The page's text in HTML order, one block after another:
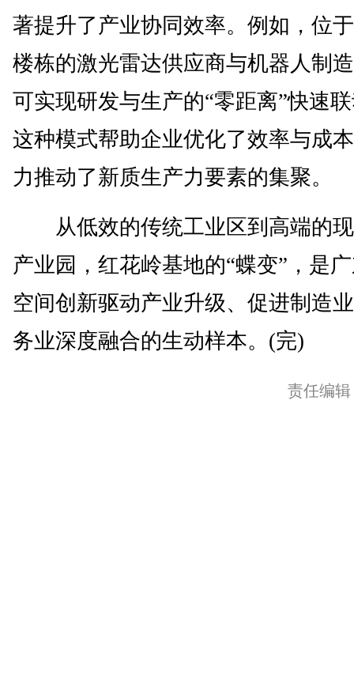
著提升了产业协同效率。例如，位
楼栋的激光雷达供应商与机器人制
可实现研发与生产的“零距离”快速
这种模式帮助企业优化了效率与成
力推动了新质生产力要素的集聚。
从低效的传统工业区到高端的
产业园，红花岭基地的“蝶变”，是
空间创新驱动产业升级、促进制造
务业深度融合的生动样本。(完)
责任编